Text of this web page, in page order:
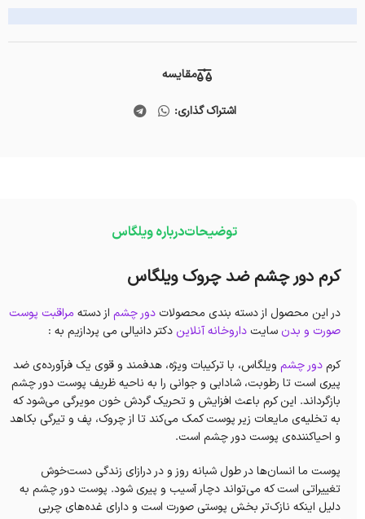
مقایسه
اشتراک گذاری:
توضیحاتدرباره ویلگاس
کرم دور چشم ضد چروک ویلگاس
در این محصول از دسته بندی محصولات دور چشم از دسته مراقبت پوست
صورت و بدن سایتداروخانه آنلاین دکتر دانیالی می پردازیم به :
کرمدور چشم ویلگاس، با ترکیبات ویژه، هدفمند و قوی یک فرآورده‌ی ضد
پیری است تا رطوبت، شادابی و جوانی را به ناحیه ظریف پوست دور چشم
بازگرداند. این کرم باعث‌ افزایش و تحریک گردش خون مویرگی می‌شود که
به تخلیه‌ی مایعات زیر پوست کمک می‌کند تا از چروک، پف و تیرگی بکاهد
و احیا‌کننده‌ی پوست دور چشم است.
پوست ما انسان‌ها در طول شبانه روز و در درازای زندگی دست‌خوش
تغییراتی است که می‌تواند دچار آسیب و پیری شود‌. پوست دور چشم به
دلیل اینکه نازک‌تر بخش پوستی صورت است و دارای غده‌های چربی